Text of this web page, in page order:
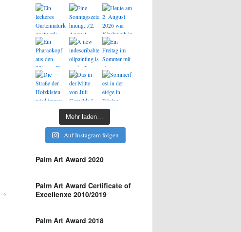
→
Mehr laden…
Auf Instagram folgen
Palm Art Award 2020
Palm Art Award Certificate of
Excellenxe 2010/2019
Palm Art Award 2018